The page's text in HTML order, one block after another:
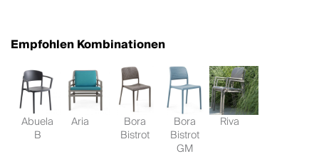
Empfohlen Kombinationen
Abuela
B
Aria Bora
Bistrot
Bora
Bistrot
GM
Riva